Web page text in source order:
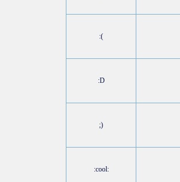
:(
:D
;)
:cool: